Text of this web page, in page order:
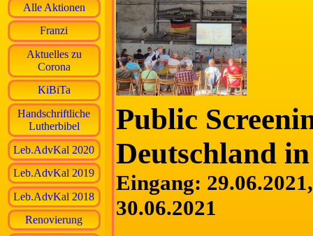
Alle Aktionen
Franzi
Aktuelles zu
Corona
KiBiTa
Handschriftliche
Lutherbibel
Leb.AdvKal 2020
Leb.AdvKal 2019
Leb.AdvKal 2018
Renovierung
Public
Deutschland
Eingang:
30.06.2021